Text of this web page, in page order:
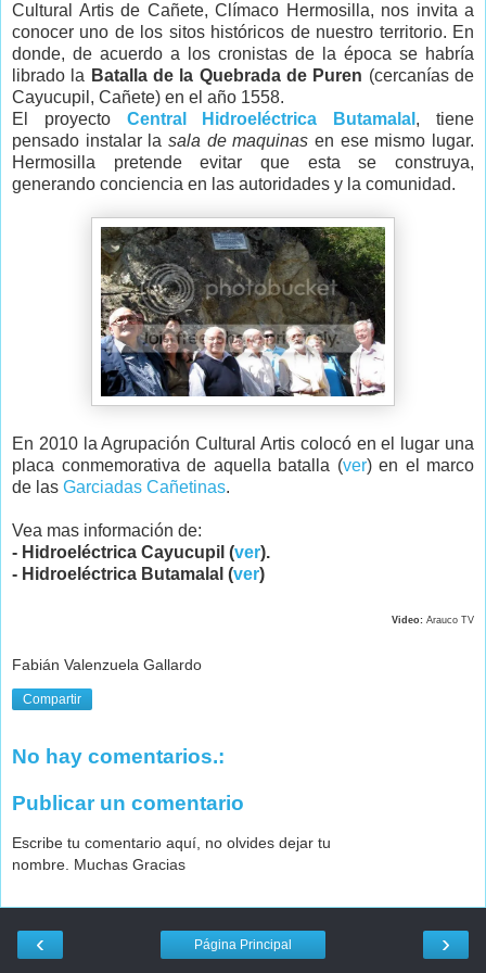
Cultural Artis de Cañete, Clímaco Hermosilla, nos invita a
conocer uno de los sitos históricos de nuestro territorio. En
donde, de acuerdo a los cronistas de la época se habría
librado la Batalla de la Quebrada de Puren (cercanías de
Cayucupil, Cañete) en el año 1558.
El proyecto Central Hidroeléctrica Butamalal , tiene
pensado instalar la sala de maquinas en ese mismo lugar.
Hermosilla pretende evitar que esta se construya,
generando conciencia en las autoridades y la comunidad.
En 2010 la Agrupación Cultural Artis colocó en el lugar una
placa conmemorativa de aquella batalla (ver) en el marco
de las Garciadas Cañetinas.
Vea mas información de:
- Hidroeléctrica Cayucupil (ver).
- Hidroeléctrica Butamalal (ver)
Video: Arauco TV
Fabián Valenzuela Gallardo
Compartir
No hay comentarios.:
Publicar un comentario
Escribe tu comentario aquí, no olvides dejar tu
nombre. Muchas Gracias
‹ ›
Página Principal